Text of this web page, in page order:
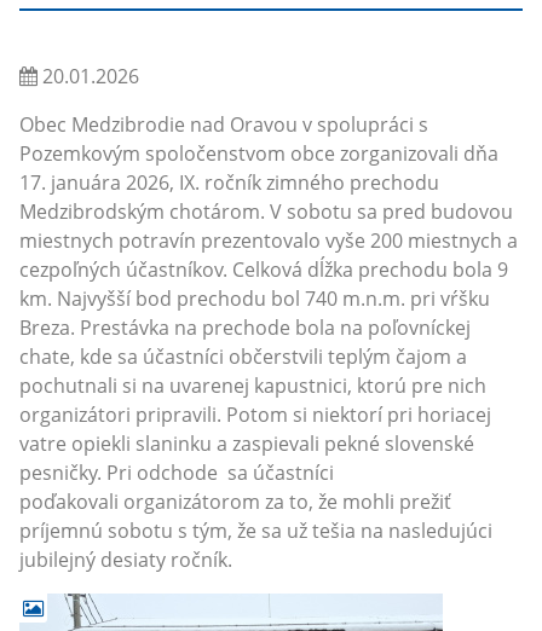
20.01.2026
Obec Medzibrodie nad Oravou v spolupráci s
Pozemkovým spoločenstvom obce zorganizovali dňa
17. januára 2026, IX. ročník zimného prechodu
Medzibrodským chotárom. V sobotu sa pred budovou
miestnych potravín prezentovalo vyše 200 miestnych a
cezpoľných účastníkov. Celková dĺžka prechodu bola 9
km. Najvyšší bod prechodu bol 740 m.n.m. pri vŕšku
Breza. Prestávka na prechode bola na poľovníckej
chate, kde sa účastníci občerstvili teplým čajom a
pochutnali si na uvarenej kapustnici, ktorú pre nich
organizátori pripravili. Potom si niektorí pri horiacej
vatre opiekli slaninku a zaspievali pekné slovenské
pesničky. Pri odchode sa účastníci
poďakovali organizátorom za to, že mohli prežiť
príjemnú sobotu s tým, že sa už tešia na nasledujúci
jubilejný desiaty ročník.